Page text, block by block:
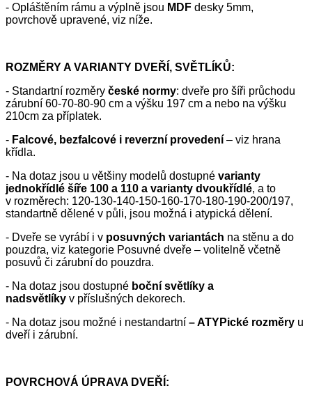
- Opláštěním rámu a výplně jsou MDF desky 5mm,
povrchově upravené, viz níže.
ROZMĚRY A VARIANTY DVEŘÍ, SVĚTLÍKŮ:
- Standartní rozměry české normy: dveře pro šíři průchodu
zárubní 60-70-80-90 cm a výšku 197 cm a nebo na výšku
210cm za příplatek.
- Falcové, bezfalcové i reverzní provedení – viz hrana
křídla.
- Na dotaz jsou u většiny modelů dostupné varianty
jednokřídlé šíře 100 a 110 a varianty dvoukřídlé, a to
v rozměrech: 120-130-140-150-160-170-180-190-200/197,
standartně dělené v půli, jsou možná i atypická dělení.
- Dveře se vyrábí i v posuvných variantách na stěnu a do
pouzdra, viz kategorie Posuvné dveře – volitelně včetně
posuvů či zárubní do pouzdra.
- Na dotaz jsou dostupné boční světlíky a
nadsvětlíky v příslušných dekorech.
- Na dotaz jsou možné i nestandartní – ATYPické rozměry u
dveří i zárubní.
POVRCHOVÁ ÚPRAVA DVEŘÍ: